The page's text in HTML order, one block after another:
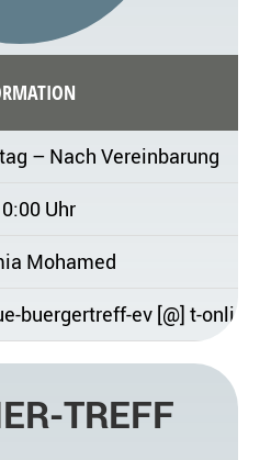
– Nach Vereinbarung
Uhr
Mohamed
buergertreff-ev [@] t-
TREFF